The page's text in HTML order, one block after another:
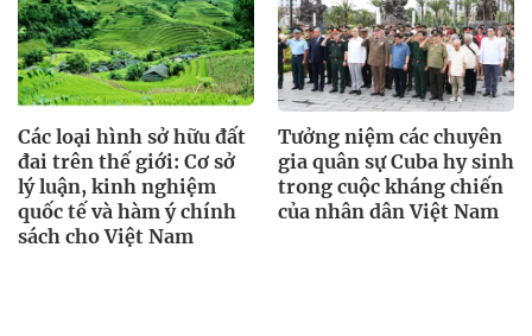
Tưởng niệm các chuyên
gia quân sự Cuba hy sinh
trong cuộc kháng chiến
của nhân dân Việt Nam
Từ cánh đồng năng suất
đến quốc gia thịnh
vượng